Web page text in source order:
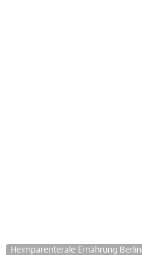
Heimparenterale Ernährung Berlin